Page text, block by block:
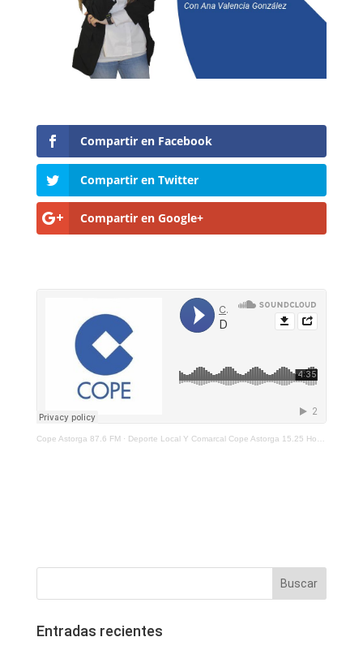
Compartir en Facebook
Compartir en Twitter
Compartir en Google+
Cope Astorga 87.6 FM· Deporte Local Y Comarcal Cope Astorga 15.25 Horas 26 de Octubre De 2021
Entradas recientes